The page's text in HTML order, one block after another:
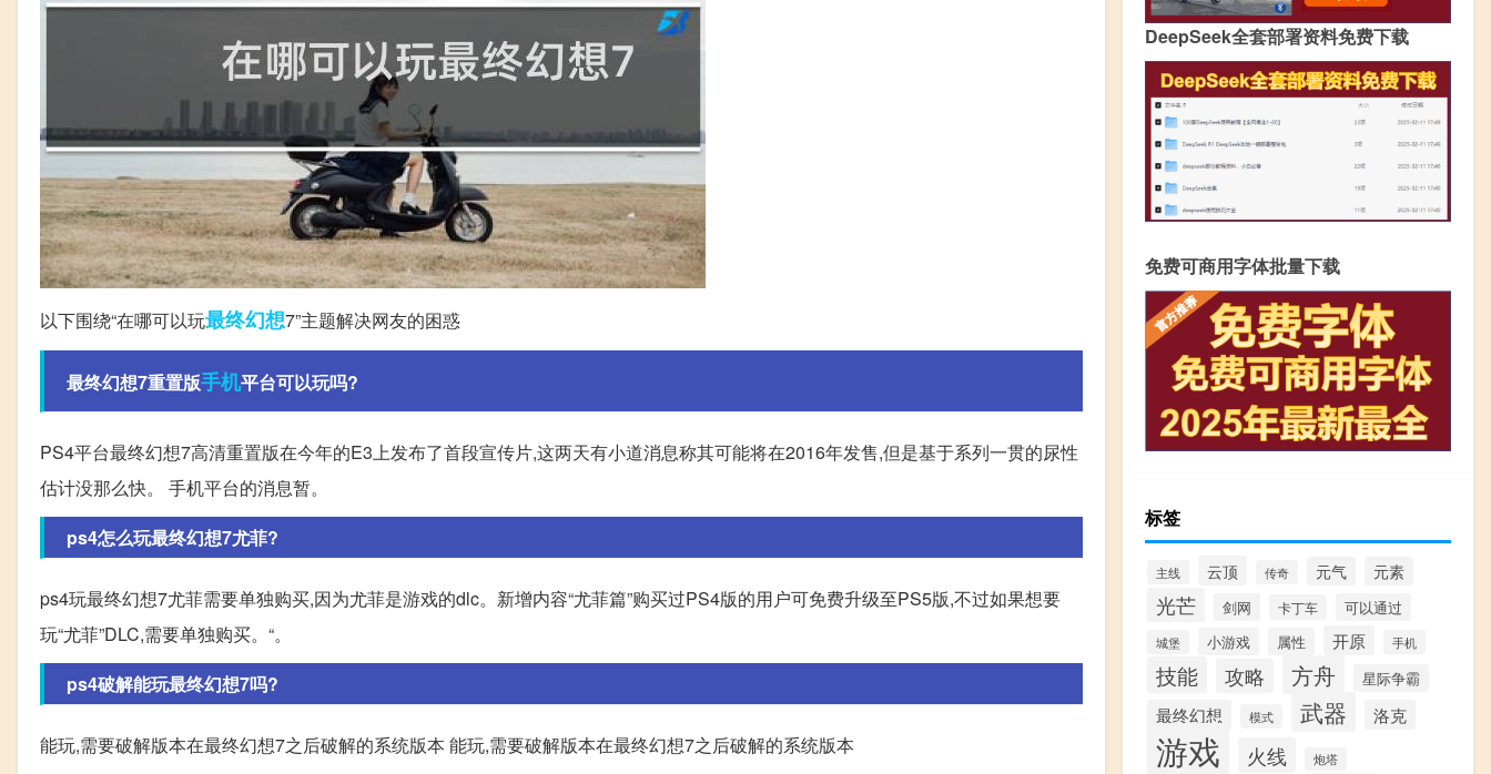
以下围绕“在哪可以玩最终幻想7”主题解决网友的困惑
最终幻想7重置版手机平台可以玩吗?
PS4平台最终幻想7高清重置版在今年的E3上发布了首段宣传片,这两天有小道消息称其可能将在2016年发售,但是基于系列一贯的尿性
估计没那么快。 手机平台的消息暂。
ps4怎么玩最终幻想7尤菲?
ps4玩最终幻想7尤菲需要单独购买,因为尤菲是游戏的dlc。新增内容“尤菲篇”购买过PS4版的用户可免费升级至PS5版,不过如果想要
玩“尤菲”DLC,需要单独购买。“。
ps4破解能玩最终幻想7吗?
能玩,需要破解版本在最终幻想7之后破解的系统版本 能玩,需要破解版本在最终幻想7之后破解的系统版本
DeepSeek全套部署资料免费下载
免费可商用字体批量下载
标签
主线 云顶 传奇 元气 元素
光芒 剑网 卡丁车 可以通过
城堡 小游戏 属性 开原 手机
技能 攻略 方舟 星际争霸
最终幻想 模式 武器 洛克
游戏 火线 炮塔